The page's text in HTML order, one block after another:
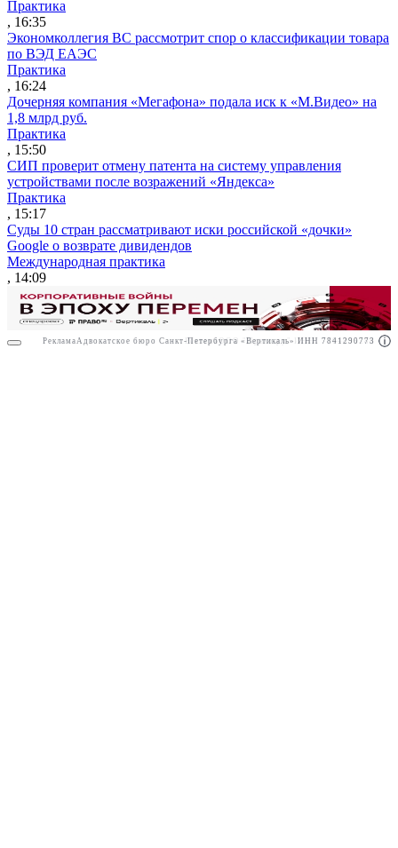
РекламаООО "Право.ру" ИНН: 7704835288
Практика
, 16:35
Экономколлегия ВС рассмотрит спор о классификации товара
по ВЭД ЕАЭС
Практика
, 16:24
Дочерняя компания «Мегафона» подала иск к «М.Видео» на
1,8 млрд руб.
Практика
, 15:50
СИП проверит отмену патента на систему управления
устройствами после возражений «Яндекса»
Практика
, 15:17
Суды 10 стран рассматривают иски российской «дочки»
Google о возврате дивидендов
Международная практика
, 14:09
Реклама Адвокатское бюро Санкт-Петербурга «Вертикаль» ИНН 7841290773